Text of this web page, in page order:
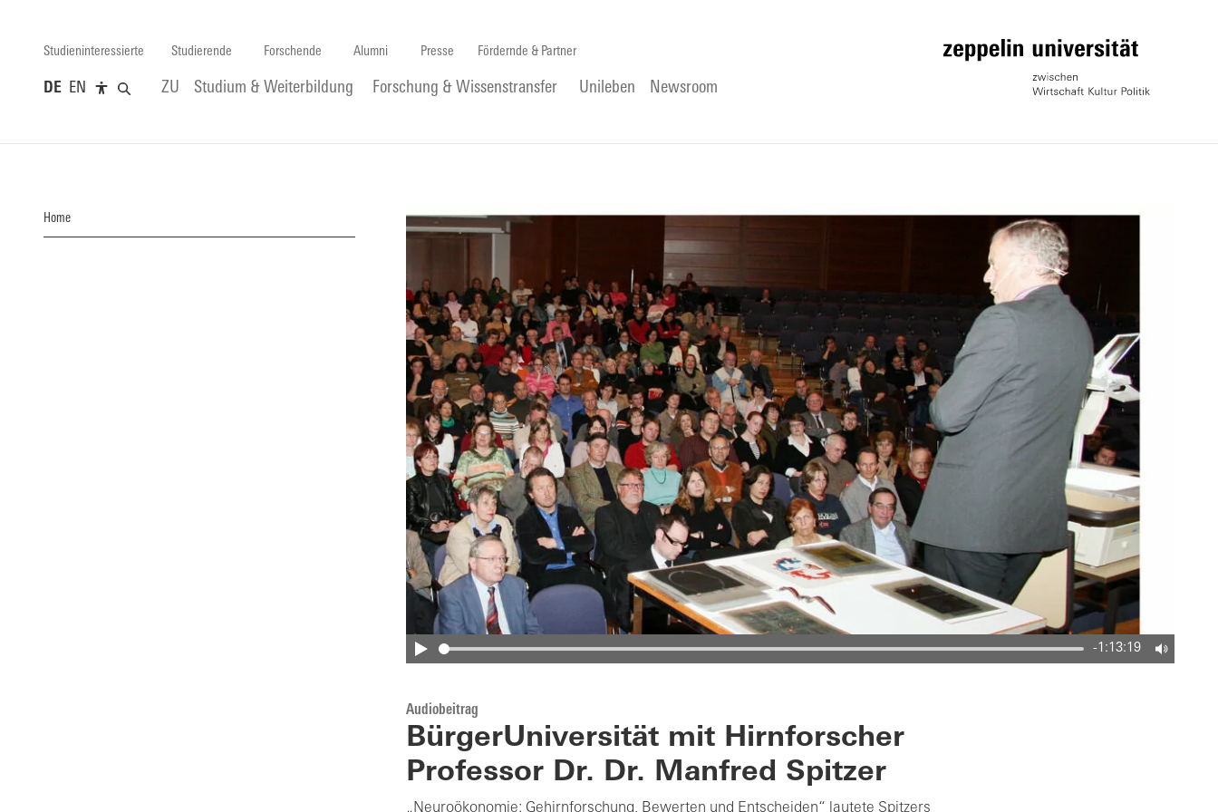
Studieninteressierte Studierende Forschende Alumni Presse Fördernde & Partner
DE EN ZU Studium & Weiterbildung Forschung & Wissenstransfer Unileben Newsroom
Home
-1:13:19
Audiobeitrag
BürgerUniversität mit Hirnforscher
Professor Dr. Dr. Manfred Spitzer
„Neuroökonomie: Gehirnforschung, Bewerten und Entscheiden“ lautete Spitzers